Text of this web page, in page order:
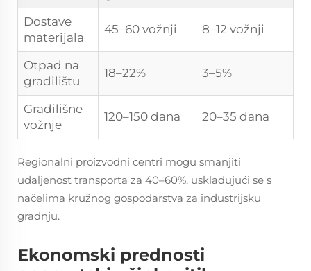
Dostave
materijala
45–60 vožnji 8–12 vožnji
Otpad na
gradilištu
18–22% 3–5%
Gradilišne
vožnje
120–150 dana 20–35 dana
Regionalni proizvodni centri mogu smanjiti
udaljenost transporta za 40–60%, usklađujući se s
načelima kružnog gospodarstva za industrijsku
gradnju.
Ekonomski prednosti